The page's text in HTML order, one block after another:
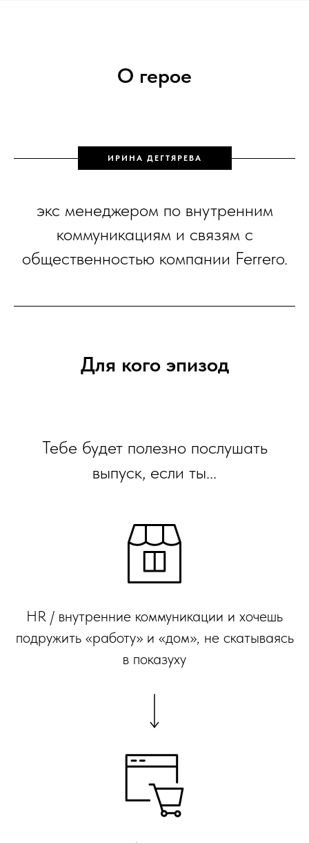
О герое
ИРИНА ДЕГТЯРЕВА
экс менеджером по внутренним
коммуникациям и связям с
общественностью компании Ferrero.
Для кого эпизод
Тебе будет полезно послушать
выпуск, если ты...
HR / внутренние коммуникации и хочешь
подружить «работу» и «дом», не скатываясь
в показуху